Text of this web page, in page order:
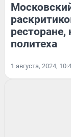
политеха
1 августа, 2024,